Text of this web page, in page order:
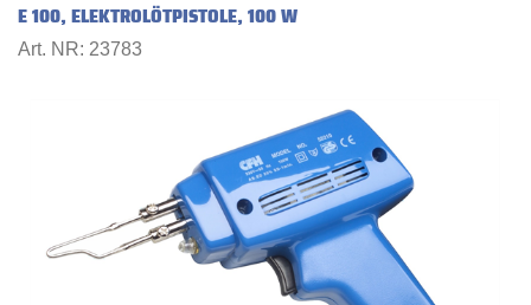
E 100, ELEKTROLÖTPISTOLE, 100 W
Art. NR: 23783